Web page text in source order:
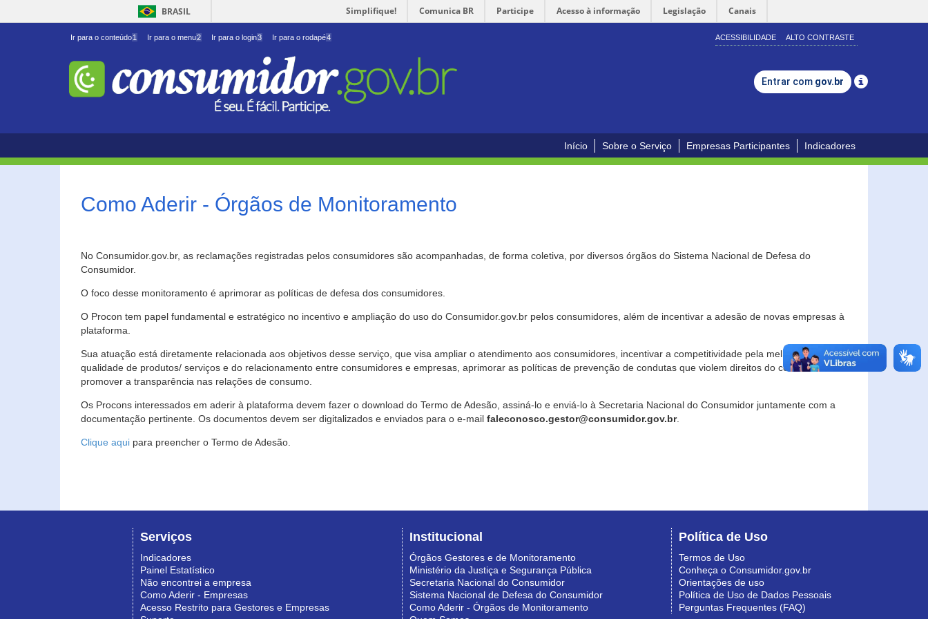
BRASIL Simplifique! Comunica BR Participe Acesso à informação Legislação Canais
Ir para o conteúdo1 Ir para o menu2 Ir para o login3 Ir para o rodapé4 ACESSIBILIDADE ALTO CONTRASTE
Entrar com gov.br
Início Sobre o Serviço Empresas Participantes Indicadores
Como Aderir - Órgãos de Monitoramento
No Consumidor.gov.br, as reclamações registradas pelos consumidores são acompanhadas, de forma coletiva, por diversos órgãos do Sistema Nacional de Defesa do
Consumidor.
O foco desse monitoramento é aprimorar as políticas de defesa dos consumidores.
O Procon tem papel fundamental e estratégico no incentivo e ampliação do uso do Consumidor.gov.br pelos consumidores, além de incentivar a adesão de novas empresas à
plataforma.
Sua atuação está diretamente relacionada aos objetivos desse serviço, que visa ampliar o atendimento aos consumidores, incentivar a competitividade pela melhoria da
qualidade de produtos/ serviços e do relacionamento entre consumidores e empresas, aprimorar as políticas de prevenção de condutas que violem direitos do consumidor e
promover a transparência nas relações de consumo.
Os Procons interessados em aderir à plataforma devem fazer o download do Termo de Adesão, assiná-lo e enviá-lo à Secretaria Nacional do Consumidor juntamente com a
documentação pertinente. Os documentos devem ser digitalizados e enviados para o e-mail faleconosco.gestor@consumidor.gov.br.
Clique aqui para preencher o Termo de Adesão.
Serviços
Indicadores
Painel Estatístico
Não encontrei a empresa
Como Aderir - Empresas
Acesso Restrito para Gestores e Empresas
Institucional
Órgãos Gestores e de Monitoramento
Ministério da Justiça e Segurança Pública
Secretaria Nacional do Consumidor
Sistema Nacional de Defesa do Consumidor
Como Aderir - Órgãos de Monitoramento
Política de Uso
Termos de Uso
Conheça o Consumidor.gov.br
Orientações de uso
Política de Uso de Dados Pessoais
Perguntas Frequentes (FAQ)